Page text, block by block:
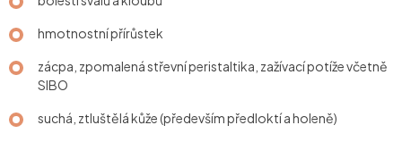
hmotnostní přírůstek
zácpa, zpomalená střevní peristaltika, zažívací potíže včetně
SIBO
suchá, ztluštělá kůže (především předloktí a holeně)